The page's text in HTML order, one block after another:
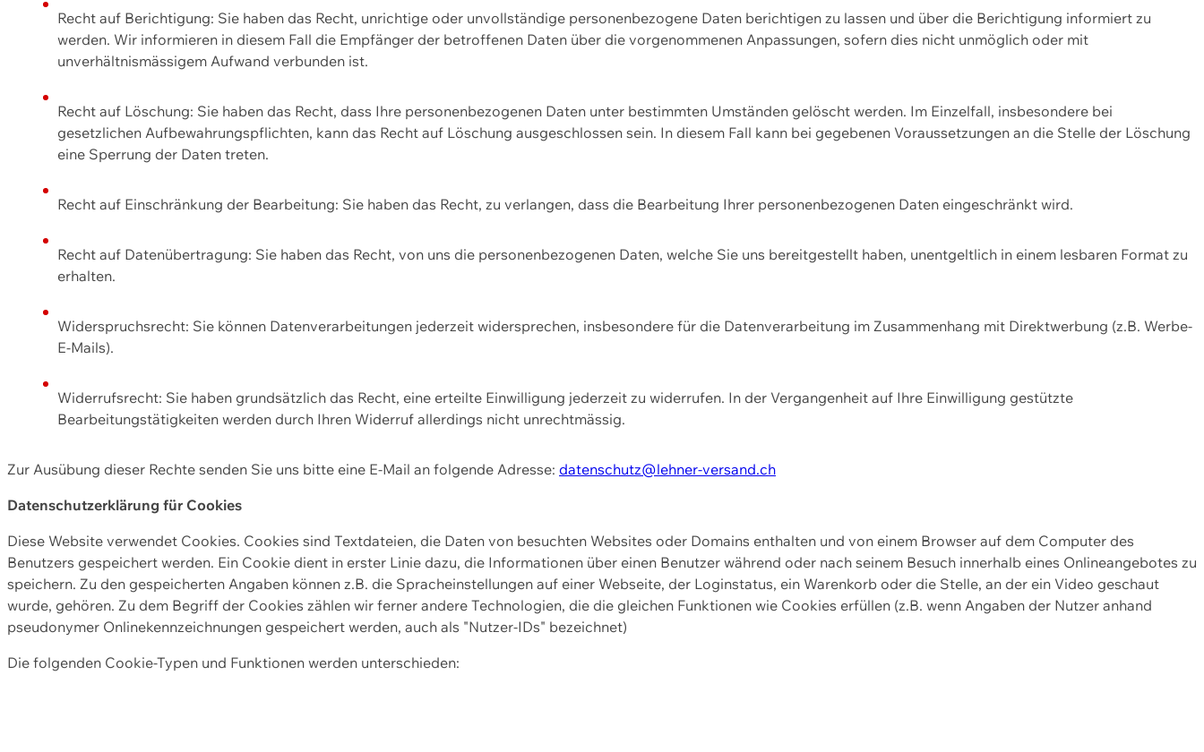
Recht auf Berichtigung: Sie haben das Recht, unrichtige oder unvollständige personenbezogene Daten berichtigen zu lassen und über die Berichtigung informiert zu
werden. Wir informieren in diesem Fall die Empfänger der betroffenen Daten über die vorgenommenen Anpassungen, sofern dies nicht unmöglich oder mit
unverhältnismässigem Aufwand verbunden ist.
Recht auf Löschung: Sie haben das Recht, dass Ihre personenbezogenen Daten unter bestimmten Umständen gelöscht werden. Im Einzelfall, insbesondere bei
gesetzlichen Aufbewahrungspflichten, kann das Recht auf Löschung ausgeschlossen sein. In diesem Fall kann bei gegebenen Voraussetzungen an die Stelle der Löschung
eine Sperrung der Daten treten.
Recht auf Einschränkung der Bearbeitung: Sie haben das Recht, zu verlangen, dass die Bearbeitung Ihrer personenbezogenen Daten eingeschränkt wird.
Recht auf Datenübertragung: Sie haben das Recht, von uns die personenbezogenen Daten, welche Sie uns bereitgestellt haben, unentgeltlich in einem lesbaren Format zu
erhalten.
Widerspruchsrecht: Sie können Datenverarbeitungen jederzeit widersprechen, insbesondere für die Datenverarbeitung im Zusammenhang mit Direktwerbung (z.B. Werbe-
E-Mails).
Widerrufsrecht: Sie haben grundsätzlich das Recht, eine erteilte Einwilligung jederzeit zu widerrufen. In der Vergangenheit auf Ihre Einwilligung gestützte
Bearbeitungstätigkeiten werden durch Ihren Widerruf allerdings nicht unrechtmässig.
Zur Ausübung dieser Rechte senden Sie uns bitte eine E-Mail an folgende Adresse: datenschutz@lehner-versand.ch
Datenschutzerklärung für Cookies
Diese Website verwendet Cookies. Cookies sind Textdateien, die Daten von besuchten Websites oder Domains enthalten und von einem Browser auf dem Computer des
Benutzers gespeichert werden. Ein Cookie dient in erster Linie dazu, die Informationen über einen Benutzer während oder nach seinem Besuch innerhalb eines Onlineangebotes zu
speichern. Zu den gespeicherten Angaben können z.B. die Spracheinstellungen auf einer Webseite, der Loginstatus, ein Warenkorb oder die Stelle, an der ein Video geschaut
wurde, gehören. Zu dem Begriff der Cookies zählen wir ferner andere Technologien, die die gleichen Funktionen wie Cookies erfüllen (z.B. wenn Angaben der Nutzer anhand
pseudonymer Onlinekennzeichnungen gespeichert werden, auch als "Nutzer-IDs" bezeichnet)
Die folgenden Cookie-Typen und Funktionen werden unterschieden: